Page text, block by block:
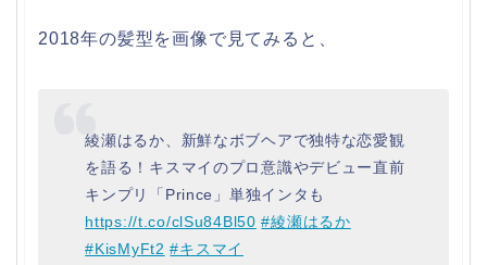
2018年の髪型を画像で見てみると、
綾瀬はるか、新鮮なボブヘアで独特な恋愛観
を語る！キスマイのプロ意識やデビュー直前
キンプリ「Prince」単独インタも
https://t.co/clSu84Bl50 #綾瀬はるか
#KisMyFt2 #キスマイ